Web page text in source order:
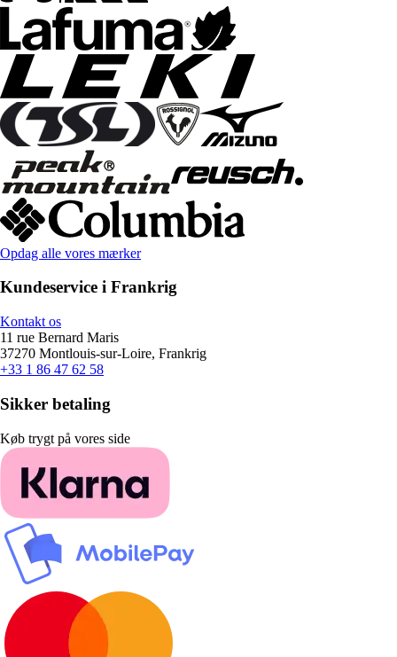
Opdag alle vores mærker
Kundeservice i Frankrig
Kontakt os
11 rue Bernard Maris
37270 Montlouis-sur-Loire, Frankrig
+33 1 86 47 62 58
Sikker betaling
Køb trygt på vores side